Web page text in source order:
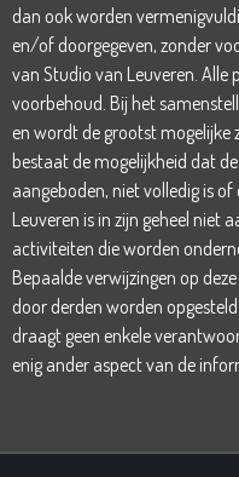
dan ook worden
en/of doorgegeven, zonder
van Studio van Leuveren. Alle
voorbehoud. Bij het
en wordt de grootst mogelijke
bestaat de mogelijkheid dat
aangeboden, niet volledig is
Leuveren is in zijn geheel niet
activiteiten die worden
Bepaalde verwijzingen op
door derden worden
draagt geen enkele
enig ander aspect van de